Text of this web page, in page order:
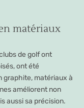
matériaux
de golf ont
ont été
graphite, matériaux à
améliorent non
aussi sa précision.